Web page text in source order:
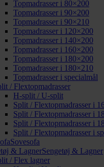
Topmadrasser i 80×200
Topmadrasser i 90×200
Topmadrasser i 90×210
Topmadrasser i 120×200
Topmadrasser i 140×200
Topmadrasser i 160×200
Topmadrasser i 180×200
Topmadrasser i 180×210
Topmadrasser i specialmål
/ Flextopmadrasser
H-split / U-split
Split / Flextopmadrasser i
Split / Flextopmadrasser i
Split / Flextopmadrasser i
Split / Flextopmadrasser i
Sovesofa
Sengetøj & Lagner
/ Flex lagner